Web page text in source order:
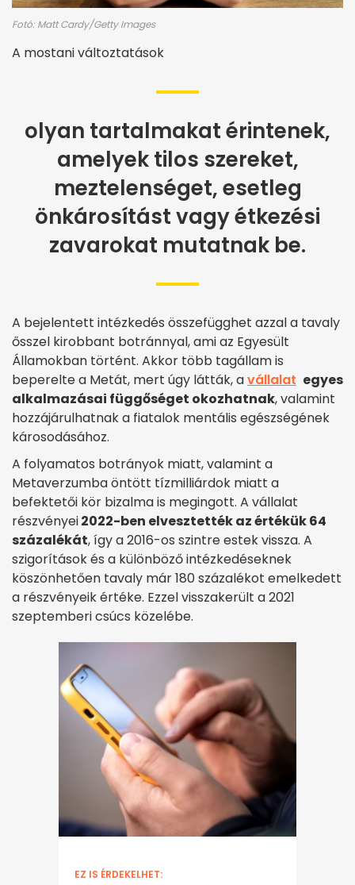
Fotó: Matt Cardy/Getty Images
A mostani változtatások
olyan tartalmakat érintenek,
amelyek tilos szereket,
meztelenséget, esetleg
önkárosítást vagy étkezési
zavarokat mutatnak be.
A bejelentett intézkedés összefügghet azzal a tavaly
ősszel kirobbant botránnyal, ami az Egyesült
Államokban történt. Akkor több tagállam is
beperelte a Metát, mert úgy látták, avállalat egyes
alkalmazásai függőséget okozhatnak, valamint
hozzájárulhatnak a fiatalok mentális egészségének
károsodásához.
A folyamatos botrányok miatt, valamint a
Metaverzumba öntött tízmilliárdok miatt a
befektetői kör bizalma is megingott. A vállalat
részvényei2022-ben elvesztették az értékük 64
százalékát, így a 2016-os szintre estek vissza. A
szigorítások és a különböző intézkedéseknek
köszönhetően tavaly már 180 százalékot emelkedett
a részvényeik értéke. Ezzel visszakerült a 2021
szeptemberi csúcs közelébe.
EZ IS ÉRDEKELHET: